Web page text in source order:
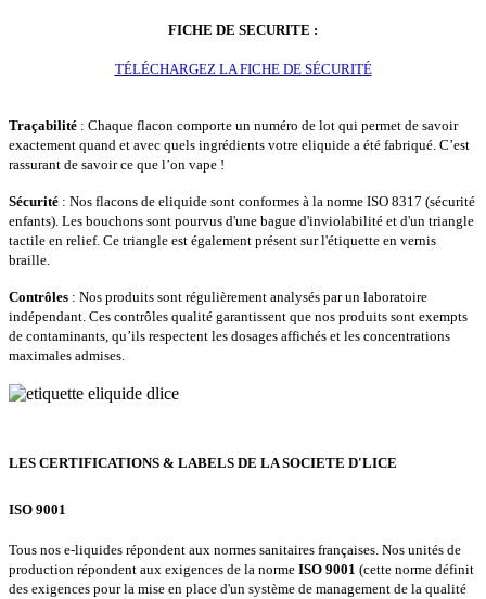
FICHE DE SECURITE :
TÉLÉCHARGEZ LA FICHE DE SÉCURITÉ
Traçabilité : Chaque flacon comporte un numéro de lot qui permet de savoir
exactement quand et avec quels ingrédients votre eliquide a été fabriqué. C’est
rassurant de savoir ce que l’on vape !
Sécurité : Nos flacons de eliquide sont conformes à la norme ISO 8317 (sécurité
enfants). Les bouchons sont pourvus d'une bague d'inviolabilité et d'un triangle
tactile en relief. Ce triangle est également présent sur l'étiquette en vernis
braille.
Contrôles : Nos produits sont régulièrement analysés par un laboratoire
indépendant. Ces contrôles qualité garantissent que nos produits sont exempts
de contaminants, qu’ils respectent les dosages affichés et les concentrations
maximales admises.
LES CERTIFICATIONS & LABELS DE LA SOCIETE D'LICE
ISO 9001
Tous nos e-liquides répondent aux normes sanitaires françaises. Nos unités de
production répondent aux exigences de la norme ISO 9001 (cette norme définit
des exigences pour la mise en place d'un système de management de la qualité